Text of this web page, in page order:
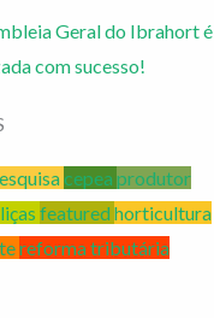
Geral do Ibrahort é
com sucesso!
cepea produtor
featured horticultura
reforma tributária